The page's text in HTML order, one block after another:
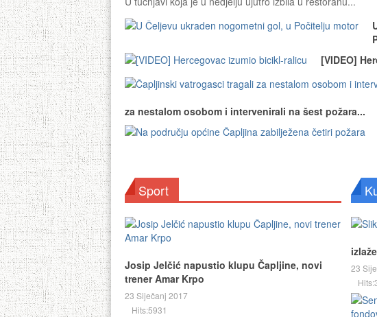
[VIDEO]
za nestalom osobom i intervenirali na šest požara...
Sport
Josip Jelčić napustio klupu Čapljine, novi
trener Amar Krpo
23 Siječanj 2017
Hits:5931
23